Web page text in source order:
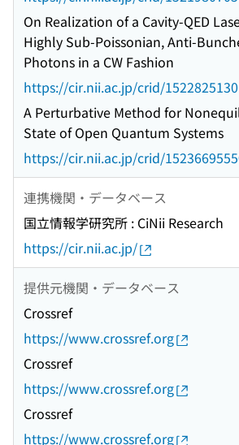
On Realization of a Cavity-QED
Highly Sub-Poissonian, Anti-
Photons in a CW Fashion
https://cir.nii.ac.jp/crid/
A Perturbative Method for
State of Open Quantum Systems
https://cir.nii.ac.jp/crid/
連携機関・データベース
国立情報学研究所 : CiNii Research
https://cir.nii.ac.jp/
提供元機関・データベース
Crossref
https://www.crossref.org
Crossref
https://www.crossref.org
Crossref
https://www.crossref.org